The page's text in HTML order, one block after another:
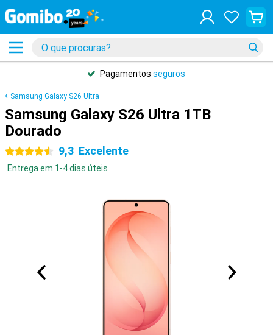
Pagamentos seguros
Samsung Galaxy S26 Ultra
Samsung Galaxy S26 Ultra 1TB
Dourado
4.5 estrelas 9,3 Excelente
Entrega em 1-4 dias úteis